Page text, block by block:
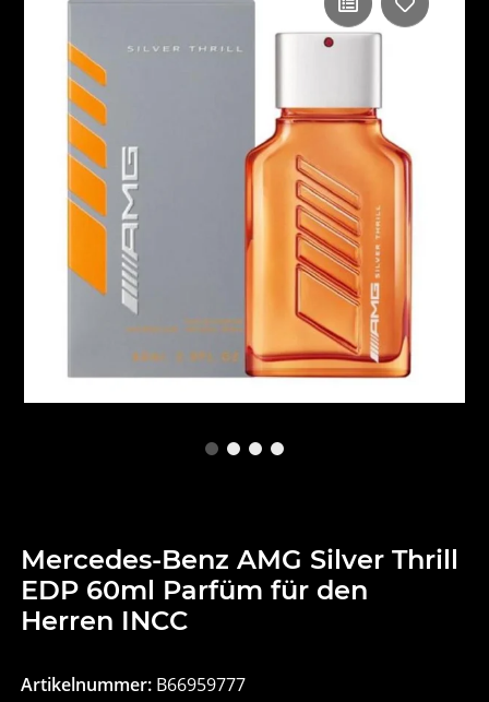
Mercedes-Benz AMG Silver Thrill
EDP 60ml Parfüm für den
Herren INCC
Artikelnummer: B66959777